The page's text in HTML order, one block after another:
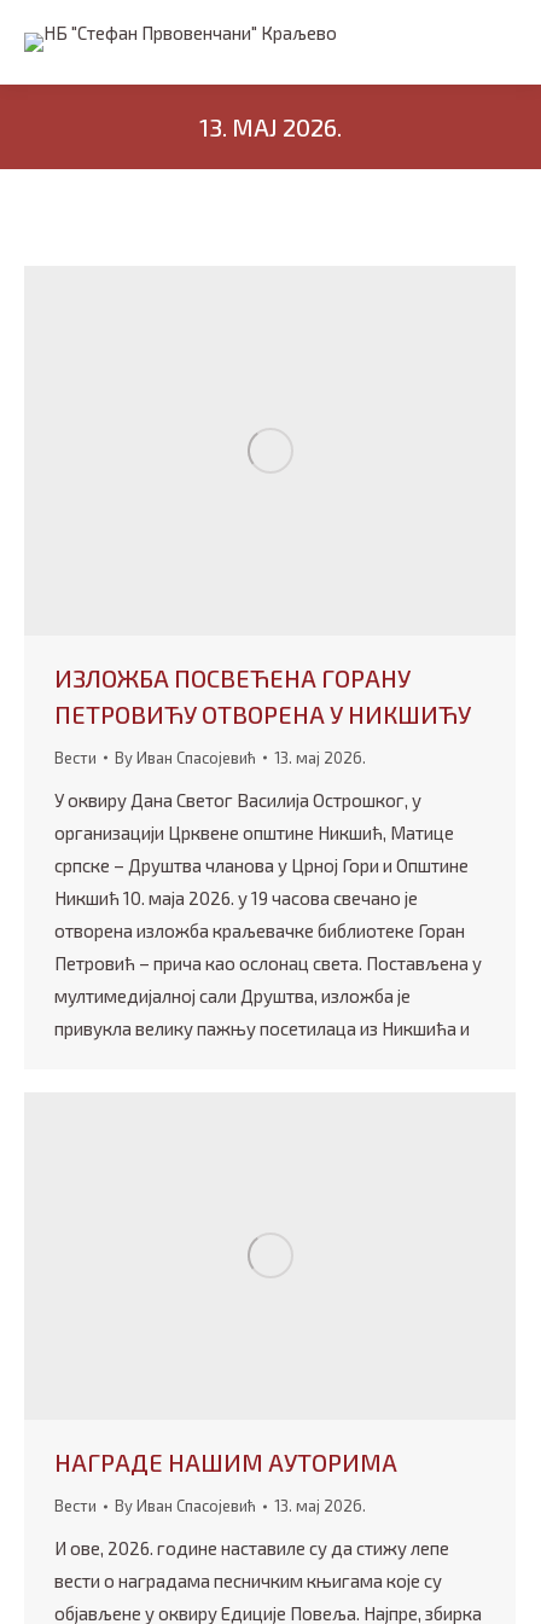
13. МАЈ 2026.
ИЗЛОЖБА ПОСВЕЋЕНА ГОРАНУ
ПЕТРОВИЋУ ОТВОРЕНА У НИКШИЋУ
Вести ByИван Спасојевић 13. мај 2026.
У оквиру Дана Светог Василија Острошког, у
организацији Црквене општине Никшић, Матице
српске – Друштва чланова у Црној Гори и Општине
Никшић 10. маја 2026. у 19 часова свечано је
отворена изложба краљевачке библиотеке Горан
Петровић – прича као ослонац света. Постављена у
мултимедијалној сали Друштва, изложба је
привукла велику пажњу посетилаца из Никшића и
НАГРАДЕ НАШИМ АУТОРИМА
Вести ByИван Спасојевић 13. мај 2026.
И ове, 2026. године наставиле су да стижу лепе
вести о наградама песничким књигама које су
објављене у оквиру Едиције Повеља. Најпре, збирка